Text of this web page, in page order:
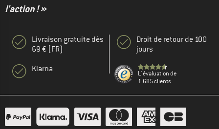
l'action ! »
Livraison gratuite dès
69 € (FR)
Klarna
Droit de retour de 100
jours
L' évaluation de
1.685 clients